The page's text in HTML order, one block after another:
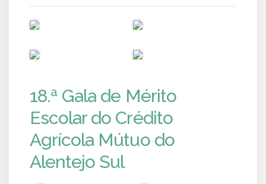
18.ª Gala de Mérito
Escolar do Crédito
Agrícola Mútuo do
Alentejo Sul